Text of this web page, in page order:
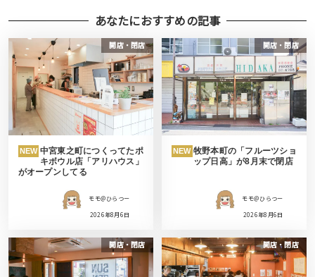
あなたにおすすめの記事
開店・閉店
NEW 中宮東之町につくってたポ
キボウル店「アリハウス」
がオープンしてる
モモ＠ひらつー
2026年8月6日
開店・閉店
NEW 牧野本町の「フルーツショ
ップ日高」が8月末で閉店
モモ＠ひらつー
2026年8月6日
開店・閉店 開店・閉店